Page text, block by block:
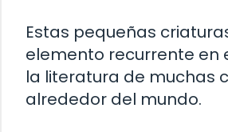
Estas pequeñas
elemento recurrente en
la literatura de muchas
alrededor del mundo.